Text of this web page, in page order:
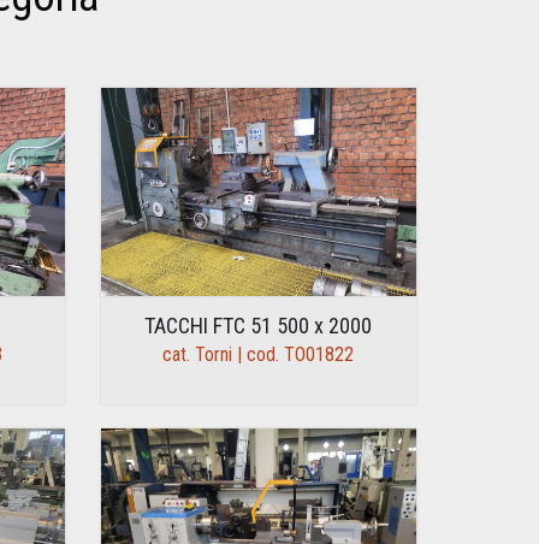
TACCHI FTC 51 500 x 2000
cat. Torni | cod. TO01822